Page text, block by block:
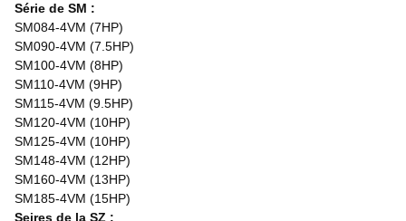
Série de SM :
SM084-4VM (7HP)
SM090-4VM (7.5HP)
SM100-4VM (8HP)
SM110-4VM (9HP)
SM115-4VM (9.5HP)
SM120-4VM (10HP)
SM125-4VM (10HP)
SM148-4VM (12HP)
SM160-4VM (13HP)
SM185-4VM (15HP)
Seires de la SZ :